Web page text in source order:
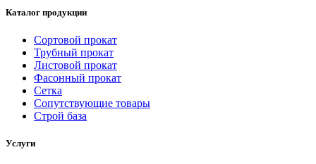
Каталог продукции
Сортовой прокат
Трубный прокат
Листовой прокат
Фасонный прокат
Сетка
Сопутствующие товары
Строй база
Услуги